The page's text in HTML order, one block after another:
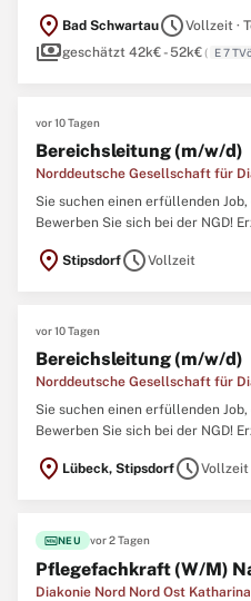
nur die individuelle Pflege und
bei uns, sondern auch
location_on Bad SchwartauscheduleVollzeit ·
paymentsgeschätzt 42k€ - 52k€( E 7
vor 10 Tagen
Bereichsleitung (m/w/d)
Norddeutsche Gesellschaft für
Sie suchen einen erfüllenden
Bewerben Sie sich bei der NGD!
Dienstleistungsbereich wirkt die
location_on StipsdorfscheduleVollzeit
vor 10 Tagen
Bereichsleitung (m/w/d)
Norddeutsche Gesellschaft für
Sie suchen einen erfüllenden
Bewerben Sie sich bei der NGD!
Dienstleistungsbereich wirkt die
location_on Lübeck, StipsdorfscheduleVollzeit
fiber_newNEU vor 2 Tagen
Pflegefachkraft (W/M)
Diakonie Nord Nord Ost